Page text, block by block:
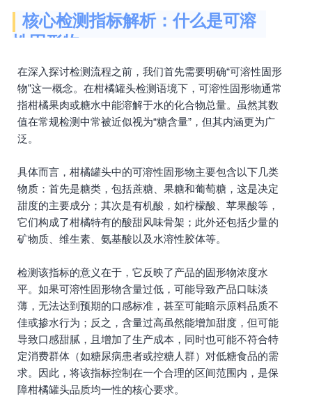
核心检测指标解析：什么是可溶
性固形物
在深入探讨检测流程之前，我们首先需要明确“可溶性固形
物”这一概念。在柑橘罐头检测语境下，可溶性固形物通常
指柑橘果肉或糖水中能溶解于水的化合物总量。虽然其数
值在常规检测中常被近似视为“糖含量”，但其内涵更为广
泛。
具体而言，柑橘罐头中的可溶性固形物主要包含以下几类
物质：首先是糖类，包括蔗糖、果糖和葡萄糖，这是决定
甜度的主要成分；其次是有机酸，如柠檬酸、苹果酸等，
它们构成了柑橘特有的酸甜风味骨架；此外还包括少量的
矿物质、维生素、氨基酸以及水溶性胶体等。
检测该指标的意义在于，它反映了产品的固形物浓度水
平。如果可溶性固形物含量过低，可能导致产品口味淡
薄，无法达到预期的口感标准，甚至可能暗示原料品质不
佳或掺水行为；反之，含量过高虽然能增加甜度，但可能
导致口感甜腻，且增加了生产成本，同时也可能不符合特
定消费群体（如糖尿病患者或控糖人群）对低糖食品的需
求。因此，将该指标控制在一个合理的区间范围内，是保
障柑橘罐头品质均一性的核心要求。